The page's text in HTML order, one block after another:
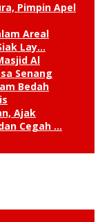
Pimpin Apel
Areal
Lay…
Al
Senang
Bedah
Ajak
Cegah …